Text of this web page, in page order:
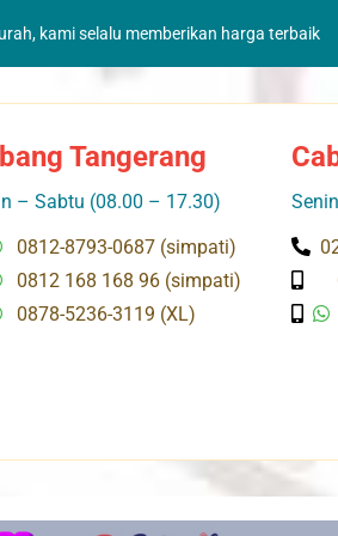
kami selalu memberikan harga terbaik
Tangerang
– Sabtu (08.00 – 17.30)
0812-8793-0687 (simpati)
0812 168 168 96 (simpati)
0878-5236-3119 (XL)